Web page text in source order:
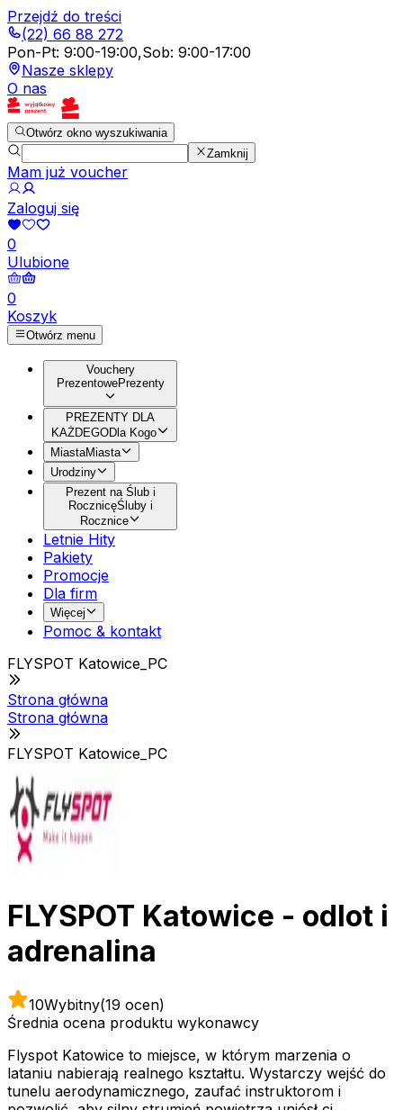
Przejdź do treści
(22) 66 88 272
Pon-Pt: 9:00-19:00,Sob: 9:00-17:00
Nasze sklepy
O nas
Otwórz okno wyszukiwania
Zamknij
Mam już voucher
Zaloguj się
0
Ulubione
0
Koszyk
Otwórz menu
Vouchery
PrezentowePrezenty
PREZENTY DLA
KAŻDEGODla Kogo
MiastaMiasta
Urodziny
Prezent na Ślub i
RocznicęŚluby i
Rocznice
Letnie Hity
Pakiety
Promocje
Dla firm
Więcej
Pomoc & kontakt
FLYSPOT Katowice_PC
Strona główna
Strona główna
FLYSPOT Katowice_PC
FLYSPOT Katowice - odlot i
adrenalina
10Wybitny(19 ocen)
Średnia ocena produktu wykonawcy
Flyspot Katowice to miejsce, w którym marzenia o
lataniu nabierają realnego kształtu. Wystarczy wejść do
tunelu aerodynamicznego, zaufać instruktorom i